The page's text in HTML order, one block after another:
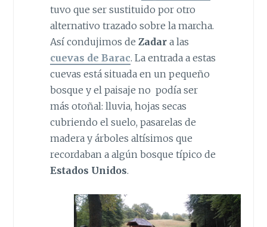
tuvo que ser sustituido por otro
alternativo trazado sobre la marcha.
Así condujimos de Zadara las
cuevas de Barac. La entrada a estas
cuevas está situada en un pequeño
bosque y el paisaje no podía ser
más otoñal: lluvia, hojas secas
cubriendo el suelo, pasarelas de
madera y árboles altísimos que
recordaban a algún bosque típico de
Estados Unidos.